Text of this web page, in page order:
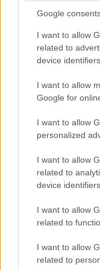
Google
I want to allow
related to
device
I want to allow
Google for
I want to allow
personalized
I want to allow
related to
device
I want to allow
related to
I want to allow
related to
βελόνα είναι
δεν θέλει κάγκελα
αλλά σοβαρότητα